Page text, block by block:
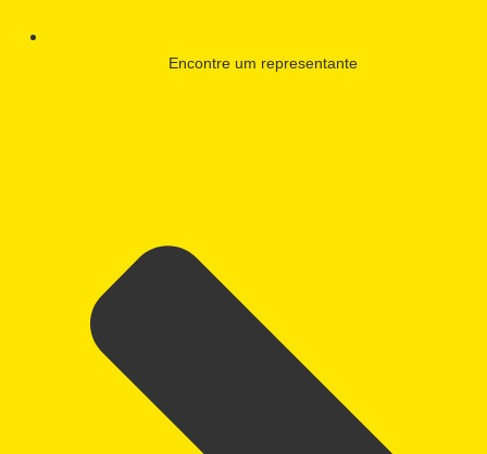
Encontre um representante